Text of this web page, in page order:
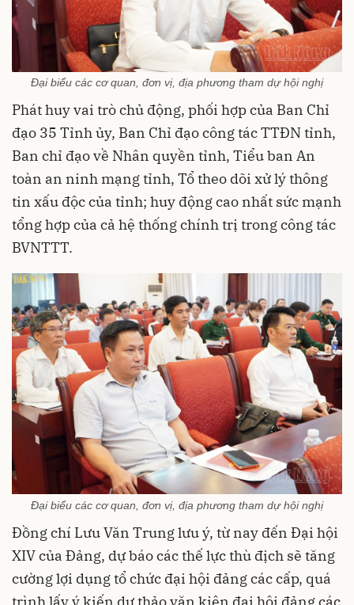
Đại biểu các cơ quan, đơn vị, địa phương tham dự hội nghị
Phát huy vai trò chủ động, phối hợp của Ban Chỉ
đạo 35 Tỉnh ủy, Ban Chỉ đạo công tác TTĐN tỉnh,
Ban chỉ đạo về Nhân quyền tỉnh, Tiểu ban An
toàn an ninh mạng tỉnh, Tổ theo dõi xử lý thông
tin xấu độc của tỉnh; huy động cao nhất sức mạnh
tổng hợp của cả hệ thống chính trị trong công tác
BVNTTT.
Đại biểu các cơ quan, đơn vị, địa phương tham dự hội nghị
Đồng chí Lưu Văn Trung lưu ý, từ nay đến Đại hội
XIV của Đảng, dự báo các thế lực thù địch sẽ tăng
cường lợi dụng tổ chức đại hội đảng các cấp, quá
trình lấy ý kiến dự thảo văn kiện đại hội đảng các